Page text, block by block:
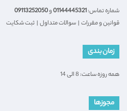
شماره تماس:01144445321و09113252050
قوانین و مقررات | سوالات متداول | ثبت شکایت
زمان بندی
همه روزه ساعت: 8 الی 14
مجوزها